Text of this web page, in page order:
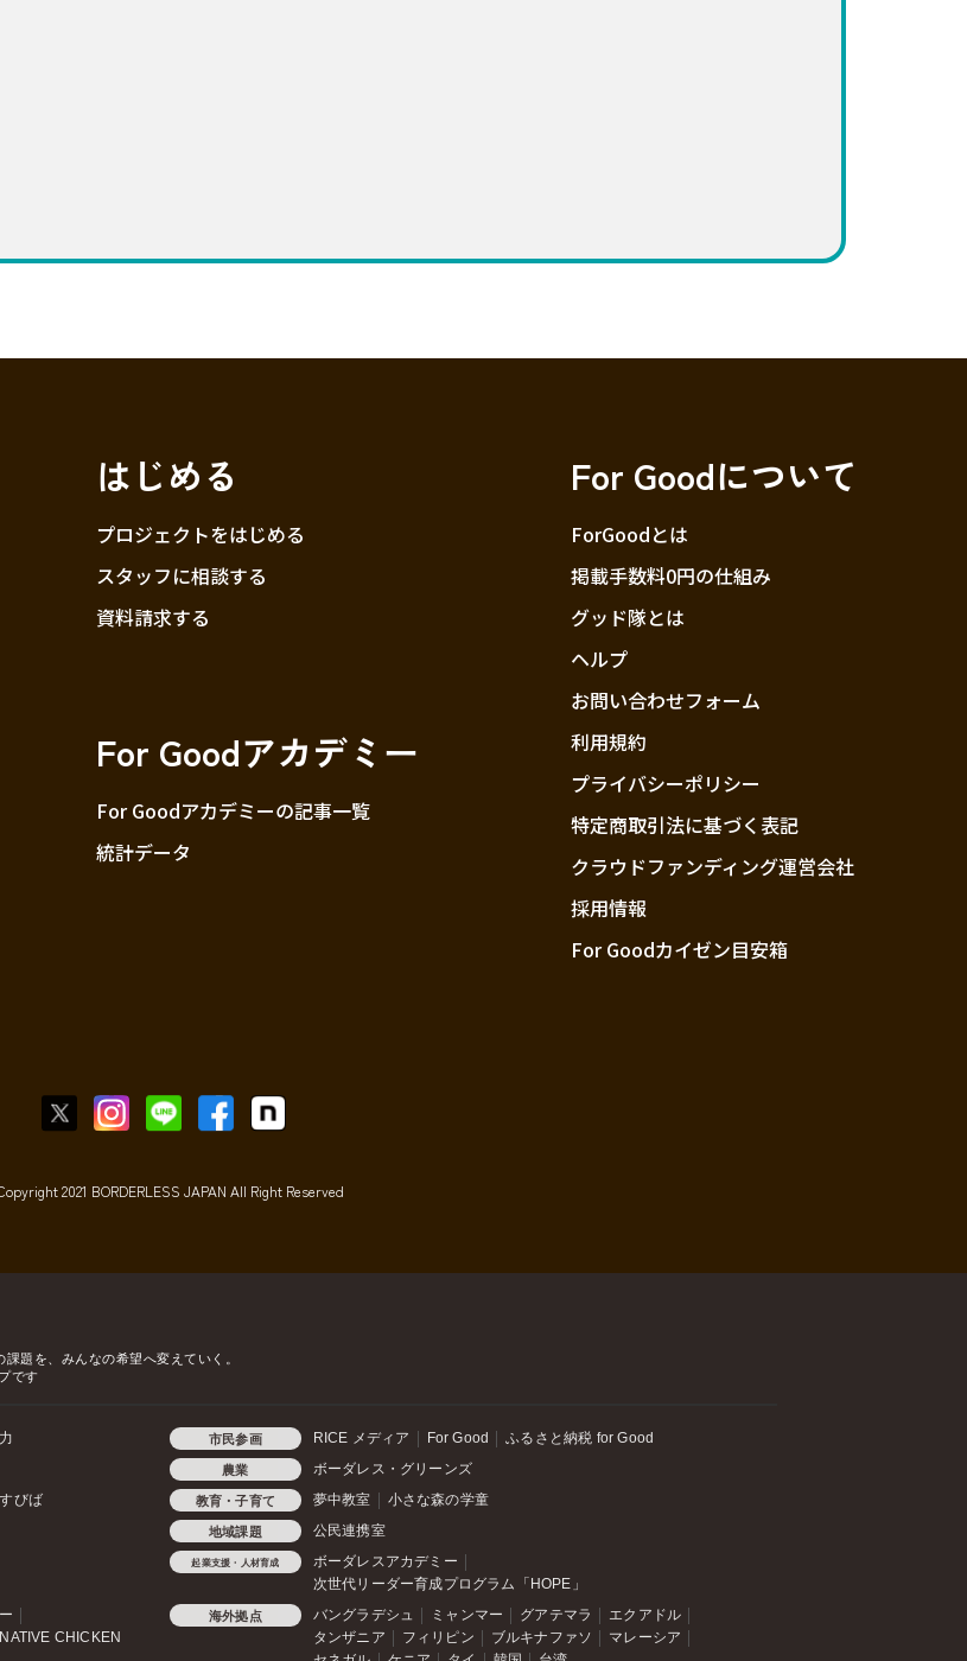
はじめる
プロジェクトをはじめる
スタッフに相談する
資料請求する
For Goodアカデミー
For Goodアカデミーの記事一覧
統計データ
For Goodについて
ForGoodとは
掲載手数料0円の仕組み
グッド隊とは
ヘルプ
お問い合わせフォーム
利用規約
プライバシーポリシー
特定商取引法に基づく表記
クラウドファンディング運営会社
採用情報
For Goodカイゼン目安箱
2021 BORDERLESS JAPAN All Right Reserved
課題を、みんなの希望へ変えていく。
です
市民参画 RICE メディア For Good ふるさと納税 for Good
農業 ボーダレス・グリーンズ
びば 教育・子育て 夢中教室 小さな森の学童
地域課題 公民連携室
起業支援・人材育成
ボーダレスアカデミー
次世代リーダー育成プログラム「HOPE」
CHICKEN
海外拠点 バングラデシュ ミャンマー グアテマラ
エクアドル
タンザニア
フィリピン ブルキナファソ
マレーシア